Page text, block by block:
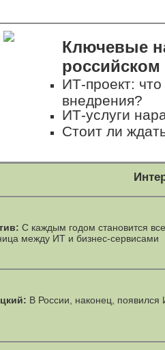
Ключевые
ИТ-проект:
внедрения?
ИТ-услуги
Стоит ли
С каждым годом становится
между ИТ и бизнес-сервисами
В России, наконец, появился